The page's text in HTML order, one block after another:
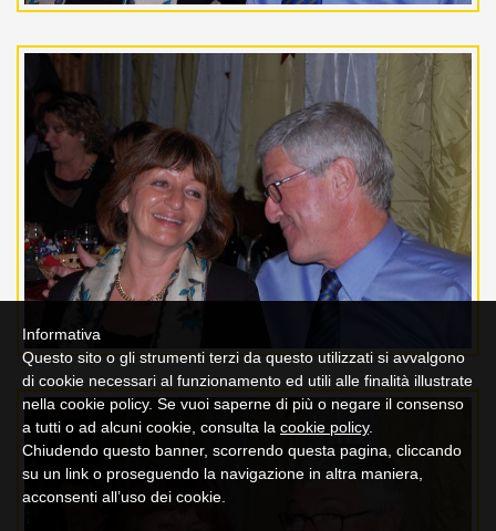
Informativa
Questo sito o gli strumenti terzi da questo utilizzati si avvalgono
di cookie necessari al funzionamento ed utili alle finalità illustrate
nella cookie policy. Se vuoi saperne di più o negare il consenso
a tutti o ad alcuni cookie, consulta la cookie policy.
Chiudendo questo banner, scorrendo questa pagina, cliccando
su un link o proseguendo la navigazione in altra maniera,
acconsenti all’uso dei cookie.